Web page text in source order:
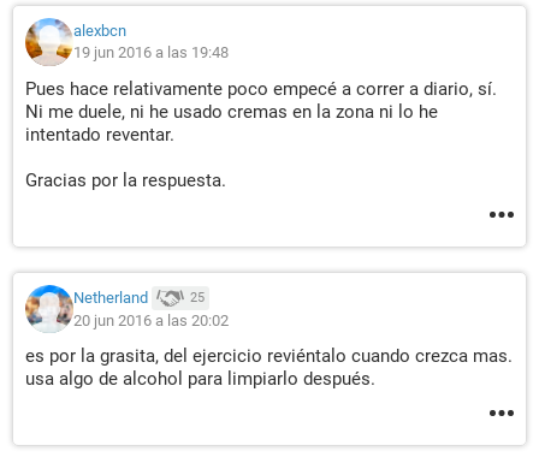
alexbcn
19 jun 2016 a las 19:48
Pues hace relativamente poco empecé a correr a diario, sí.
Ni me duele, ni he usado cremas en la zona ni lo he
intentado reventar.
Gracias por la respuesta.
Netherland 25
20 jun 2016 a las 20:02
es por la grasita, del ejercicio reviéntalo cuando crezca mas.
usa algo de alcohol para limpiarlo después.